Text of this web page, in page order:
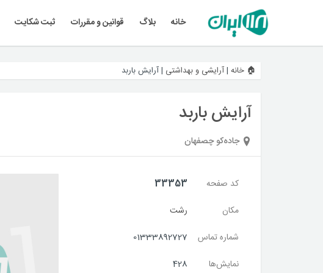
خانه بلاگ قوانین و مقررات ثبت شکایت
🏠 خانه |آرایشی و بهداشتی |آرایش باربد
آرایش باربد
جاده‌کو چصفهان
کد صفحه
33353
مکان
رشت
شماره تماس
01333892727
نمایش‌ها
428